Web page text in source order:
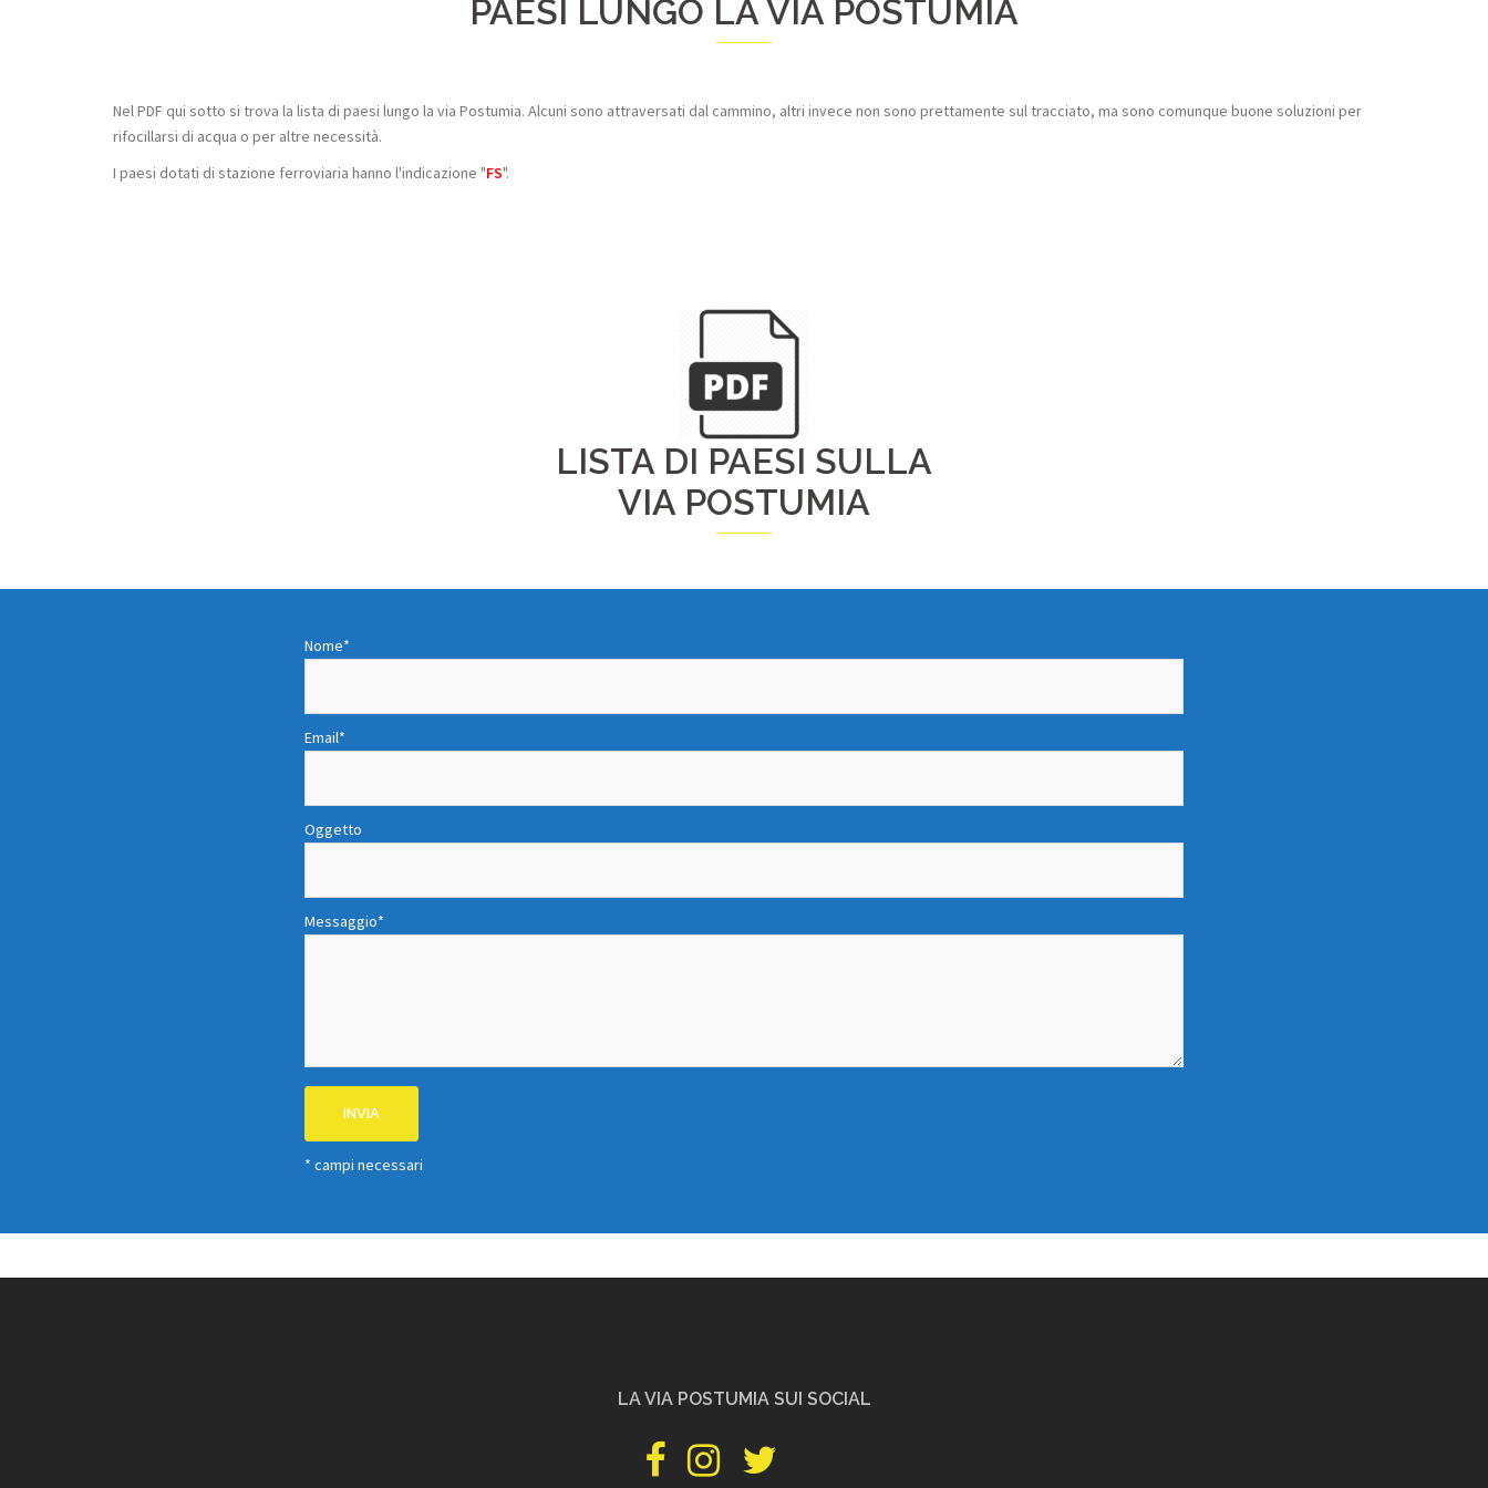
PAESI LUNGO LA VIA POSTUMIA
Nel PDF qui sotto si trova la lista di paesi lungo la via Postumia. Alcuni sono attraversati dal cammino, altri invece non sono prettamente sul tracciato, ma sono comunque buone soluzioni per
rifocillarsi di acqua o per altre necessità.
I paesi dotati di stazione ferroviaria hanno l'indicazione "FS".
LISTA DI PAESI SULLA
VIA POSTUMIA
Nome*
Email*
Oggetto
Messaggio*
* campi necessari
LA VIA POSTUMIA SUI SOCIAL
facebook instagram